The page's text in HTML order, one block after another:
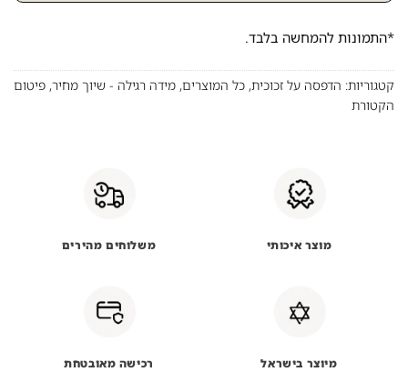
*התמונות להמחשה בלבד.
קטגוריות: הדפסה על זכוכית, כל המוצרים, מידה רגילה - שיוך מחיר, פיטום
הקטורת
מוצר איכותי משלוחים מהירים
מיוצר בישראל רכישה מאובטחת